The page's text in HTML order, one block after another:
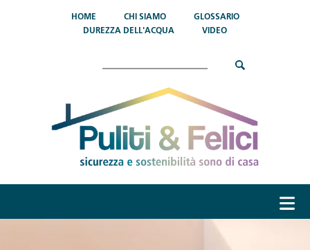
HOME CHI SIAMO
GLOSSARIO
DUREZZA DELL'ACQUA
VIDEO
menu